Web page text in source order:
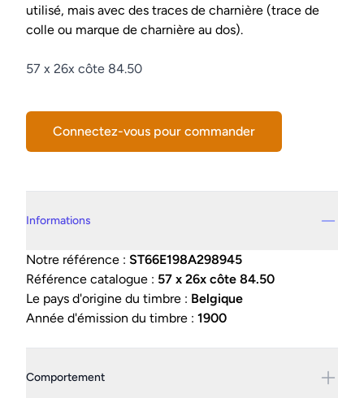
utilisé, mais avec des traces de charnière (trace de
colle ou marque de charnière au dos).
Description
57 x 26x côte 84.50
Connectez-vous pour commander
Informations
Notre référence : ST66E198A298945
Référence catalogue : 57 x 26x côte 84.50
Le pays d'origine du timbre : Belgique
Année d'émission du timbre : 1900
Comportement